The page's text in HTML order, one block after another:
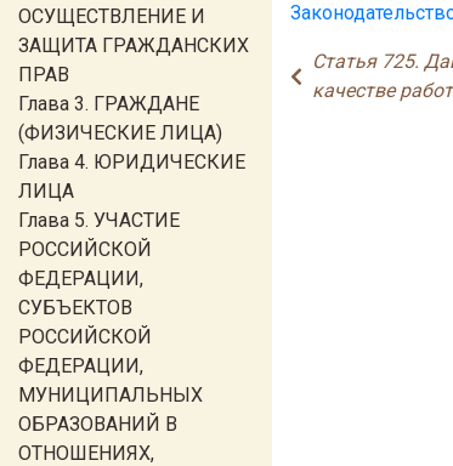
ОСУЩЕСТВЛЕНИЕ И
ЗАЩИТА ГРАЖДАНСКИХ
ПРАВ
Глава 3. ГРАЖДАНЕ
(ФИЗИЧЕСКИЕ ЛИЦА)
Глава 4. ЮРИДИЧЕСКИЕ
ЛИЦА
Глава 5. УЧАСТИЕ
РОССИЙСКОЙ
ФЕДЕРАЦИИ,
СУБЪЕКТОВ
РОССИЙСКОЙ
ФЕДЕРАЦИИ,
МУНИЦИПАЛЬНЫХ
ОБРАЗОВАНИЙ В
ОТНОШЕНИЯХ,
Статья 725.
качестве